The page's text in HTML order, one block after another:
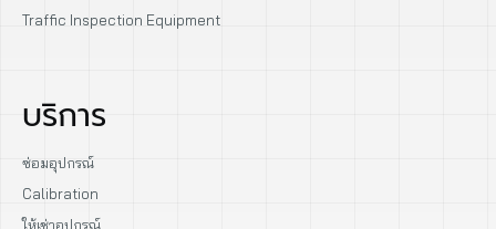
Traffic Inspection Equipment
บริการ
ซ่อมอุปกรณ์
Calibration
ให้เช่าอุปกรณ์